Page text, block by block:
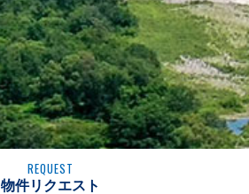
REQUEST
物件リクエスト